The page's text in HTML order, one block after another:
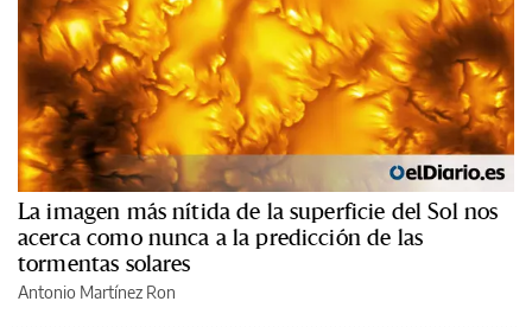
La imagen más nítida de la superficie del Sol nos
acerca como nunca a la predicción de las
tormentas solares
Antonio Martínez Ron